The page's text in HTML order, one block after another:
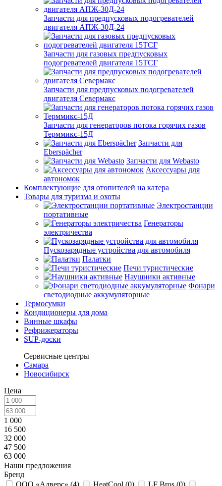
Запчасти для предпусковых подогревателей
двигателя АПЖ-30Д-24
Запчасти для газовых предпусковых
подогревателей двигателя 15ТСГ
Запчасти для предпусковых подогревателей
двигателя Севермакс
Запчасти для генераторов потока горячих газов
Терммикс-15Д
Запчасти для
Eberspächer
Запчасти для Webasto
Аксессуары для
автономок
Комплектующие для отопителей на катера
Товары для туризма и охоты
Электростанции
портативные
Генераторы
электричества
Пускозарядные устройства для автомобиля
Палатки
Печи туристические
Наушники активные
Фонари
светодиодные аккумуляторные
Термосумки
Кондиционеры для дома
Винные шкафы
Рефрижераторы
SUP-доски
Сервисные центры
Самара
Новосибирск
Цена
1 000
16 500
32 000
47 500
63 000
Наши предложения
Бренд